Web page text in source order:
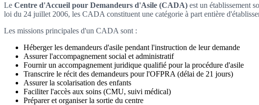
Le Centre d'Accueil pour Demandeurs d'Asile (CADA) est un établissement
loi du 24 juillet 2006, les CADA constituent une catégorie à part entière
Les missions principales d'un CADA sont :
Héberger les demandeurs d'asile pendant l'instruction de leur demande
Assurer l'accompagnement social et administratif
Fournir un accompagnement juridique qualifié pour la procédure d'asile
Transcrire le récit des demandeurs pour l'OFPRA (délai de 21 jours)
Assurer la scolarisation des enfants
Faciliter l'accès aux soins (CMU, suivi médical)
Préparer et organiser la sortie du centre